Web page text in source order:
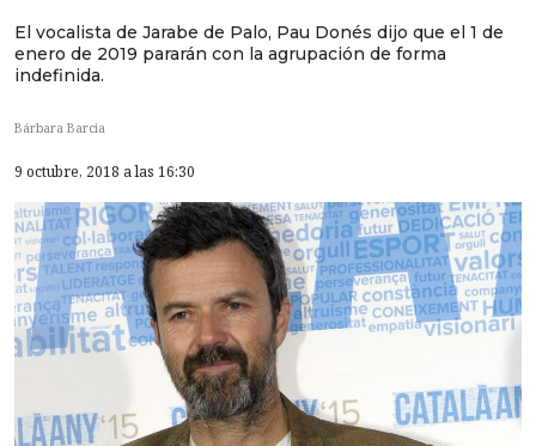
El vocalista de Jarabe de Palo, Pau Donés dijo que el 1 de
enero de 2019 pararán con la agrupación de forma
indefinida.
Bárbara Barcia
9 octubre, 2018 a las 16:30